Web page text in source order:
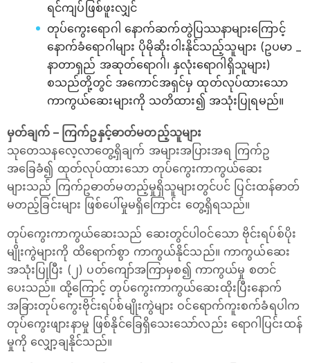
ရင်ကျပ်ဖြစ်ဖူးလျှင်
တုပ်ကွေးရောဂါ နောက်ဆက်တွဲပြဿနာများကြောင့်
နောက်ခံရောဂါများ ပိုမိုဆိုးဝါးနိုင်သည့်သူများ (ဥပမာ _
နာတာရှည် အဆုတ်ရောဂါ၊ နှလုံးရောဂါရှိသူများ)
စသည်တို့တွင် အကောင်အရှင်မှ ထုတ်လုပ်ထားသော
ကာကွယ်ဆေးများကို သတိထား၍ အသုံးပြုရမည်။
မှတ်ချက် – ကြက်ဥနှင့်ဓာတ်မတည့်သူများ
သုတေသနလေ့လာတွေ့ရှိချက် အများအပြားအရ ကြက်ဥ
အခြေခံ၍ ထုတ်လုပ်ထားသော တုပ်ကွေးကာကွယ်ဆေး
များသည် ကြက်ဥဓာတ်မတည့်မှုရှိသူများတွင်ပင် ပြင်းထန်ဓာတ်
မတည့်ခြင်းများ ဖြစ်ပေါ်မှုမရှိကြောင်း တွေ့ရှိရသည်။
တုပ်ကွေးကာကွယ်ဆေးသည် ဆေးတွင်ပါဝင်သော ဗိုင်းရပ်စ်ပိုး
မျိုးကွဲများကို ထိရောက်စွာ ကာကွယ်နိုင်သည်။ ကာကွယ်ဆေး
အသုံးပြုပြီး (၂) ပတ်ကျော်အကြာမှစ၍ ကာကွယ်မှု စတင်
ပေးသည်။ ထို့ကြောင့် တုပ်ကွေးကာကွယ်ဆေးထိုးပြီးနောက်
အခြားတုပ်ကွေးဗိုင်းရပ်စ်မျိုးကွဲများ ဝင်ရောက်ကူးစက်ခံရပါက
တုပ်ကွေးဖျားနာမှု ဖြစ်နိုင်ခြေရှိသေးသော်လည်း ရောဂါပြင်းထန်
မှုကို လျှော့ချနိုင်သည်။